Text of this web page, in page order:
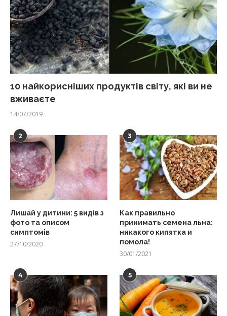
10 найкорисніших продуктів світу, які ви не
вживаєте
14/07/2019
2
Лишай у дитини: 5 видів з
фото та описом
симптомів
27/10/2020
3
Как правильно
принимать семена льна:
никакого кипятка и
помола!
30/01/2021
4 5